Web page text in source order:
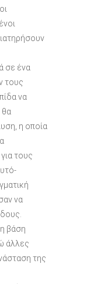
σε ένα
τους
να
θα
η οποία
τους
να
βάση
άλλες
της